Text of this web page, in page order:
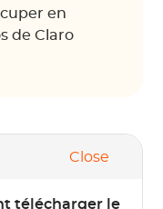
en
de Claro
Close
télécharger le